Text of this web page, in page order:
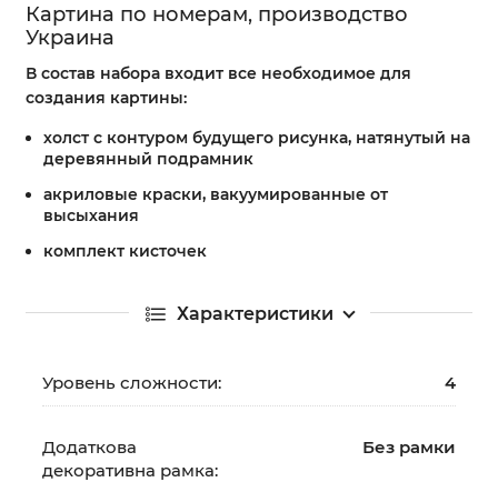
Картина по номерам, производство
Украина
В состав набора входит все необходимое для
создания картины:
холст с контуром будущего рисунка, натянутый на
деревянный подрамник
акриловые краски, вакуумированные от
высыхания
комплект кисточек
Характеристики
Уровень сложности: 4
Додаткова
декоративна рамка:
Без рамки